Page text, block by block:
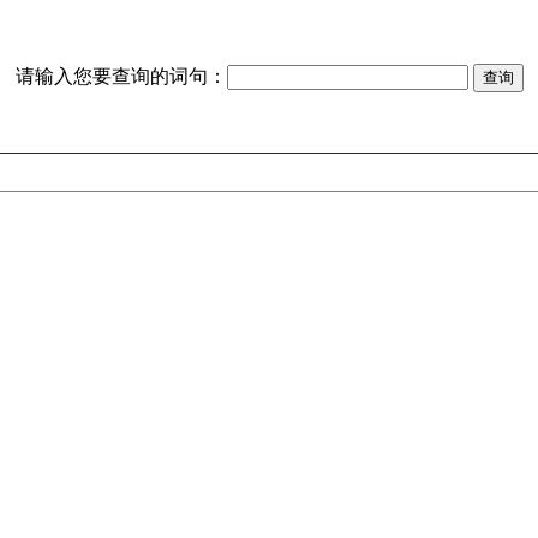
请输入您要查询的词句：